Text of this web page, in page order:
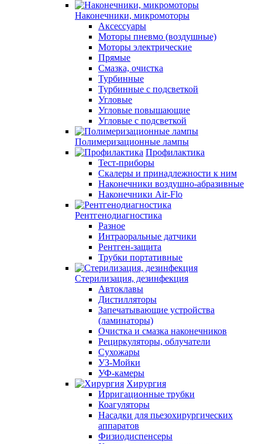
Наконечники, микромоторы
Аксессуары
Моторы пневмо (воздушные)
Моторы электрические
Прямые
Смазка, очистка
Турбинные
Турбинные с подсветкой
Угловые
Угловые повышающие
Угловые с подсветкой
Полимеризационные лампы
Профилактика
Тест-приборы
Скалеры и принадлежности к ним
Наконечники воздушно-абразивные
Наконечники Air-Flo
Рентгенодиагностика
Разное
Интраоральные датчики
Рентген-защита
Трубки портативные
Стерилизация, дезинфекция
Автоклавы
Дистилляторы
Запечатывающие устройства
(ламинаторы)
Очистка и смазка наконечников
Рециркуляторы, облучатели
Сухожары
УЗ-Мойки
УФ-камеры
Хирургия
Ирригационные трубки
Коагуляторы
Насадки для пьезохирургических
аппаратов
Физиодиспенсеры